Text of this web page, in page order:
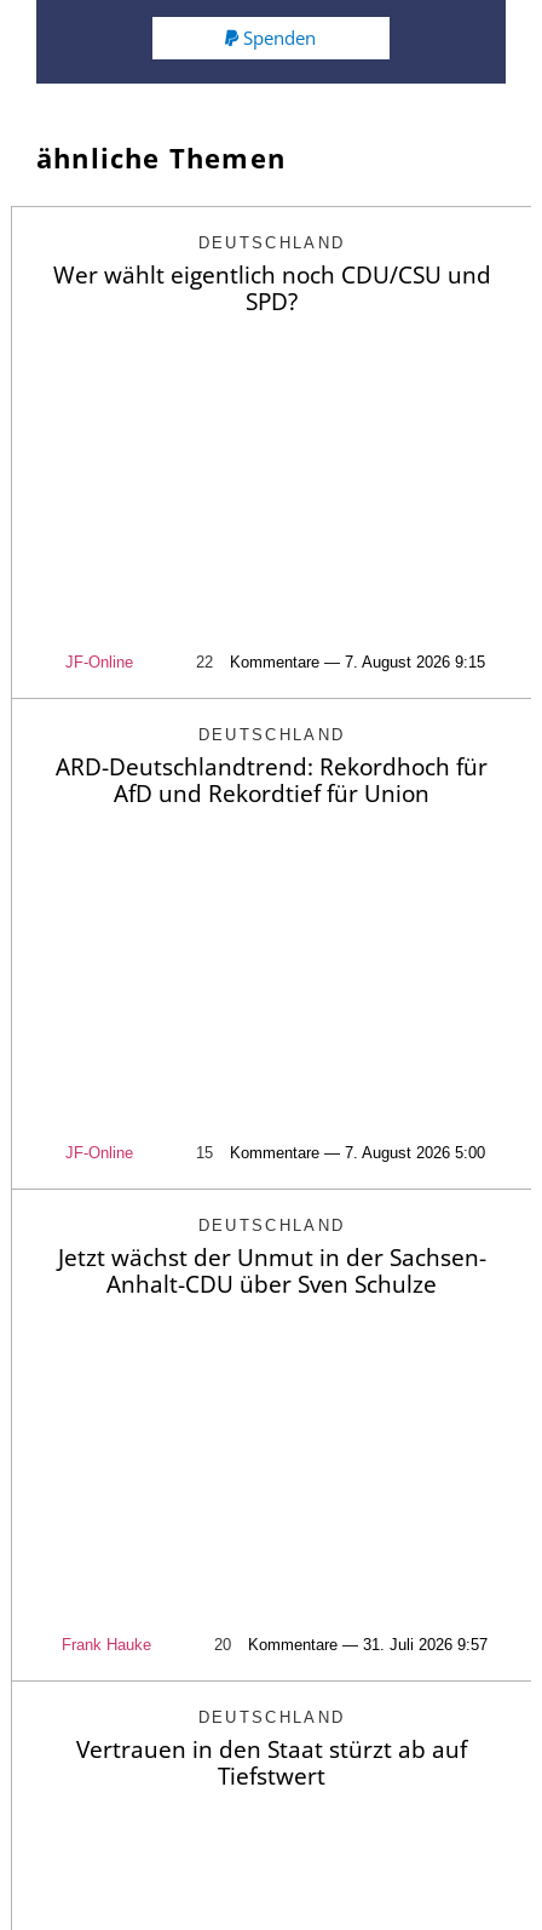
Spenden
ähnliche Themen
DEUTSCHLAND
Wer wählt eigentlich noch CDU/CSU und
SPD?
JF-Online 22 Kommentare — 7. August 2026 9:15
DEUTSCHLAND
ARD-Deutschlandtrend: Rekordhoch für
AfD und Rekordtief für Union
JF-Online 15 Kommentare — 7. August 2026 5:00
DEUTSCHLAND
Jetzt wächst der Unmut in der Sachsen-
Anhalt-CDU über Sven Schulze
Frank Hauke 20 Kommentare — 31. Juli 2026 9:57
DEUTSCHLAND
Vertrauen in den Staat stürzt ab auf
Tiefstwert